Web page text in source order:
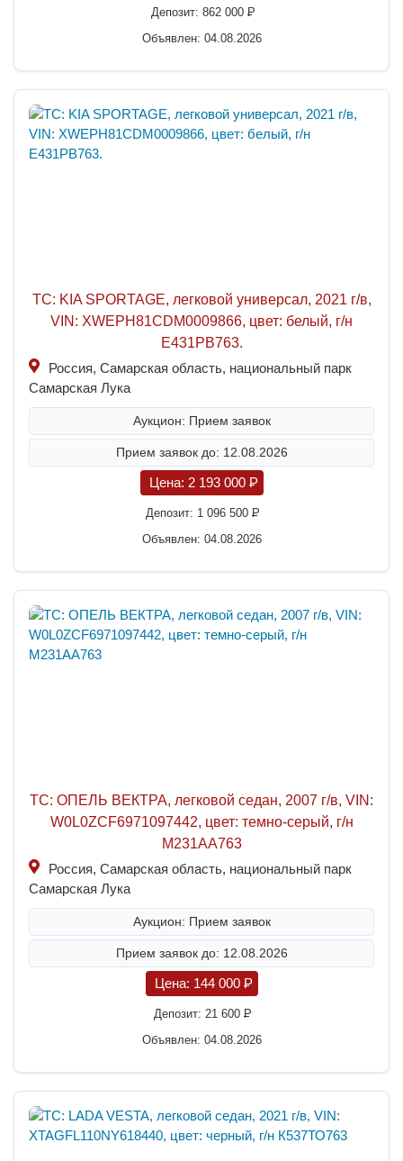
Депозит: 862 000 P
Объявлен: 04.08.2026
ТС: KIA SPORTAGE, легковой универсал, 2021 г/в,
VIN: XWEPH81CDM0009866, цвет: белый, г/н
Е431РВ763.
Россия, Самарская область, национальный парк
Самарская Лука
Аукцион: Прием заявок
Прием заявок до: 12.08.2026
Цена: 2 193 000 P
Депозит: 1 096 500P
Объявлен: 04.08.2026
ТС: ОПЕЛЬ ВЕКТРА, легковой седан, 2007 г/в, VIN:
W0L0ZCF6971097442, цвет: темно-серый, г/н
М231АА763
Россия, Самарская область, национальный парк
Самарская Лука
Аукцион: Прием заявок
Прием заявок до: 12.08.2026
Цена: 144 000 P
Депозит: 21 600P
Объявлен: 04.08.2026